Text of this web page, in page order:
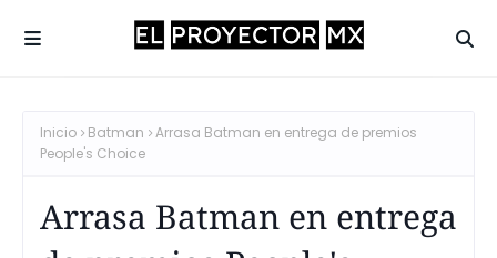
Inicio Batman
Arrasa Batman en entrega de premios
People's Choice
Arrasa Batman en entrega